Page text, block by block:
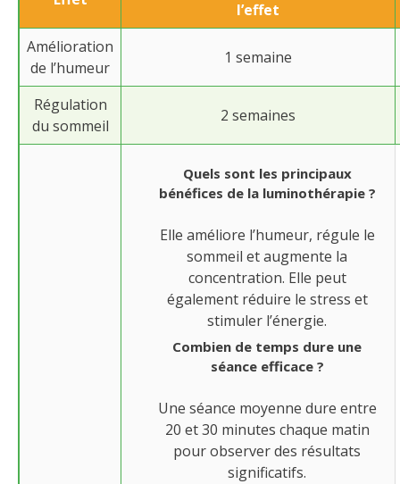
l’effet
Amélioration
de l’humeur
1 semaine
Régulation
du sommeil
2 semaines
Quels sont les principaux
bénéfices de la luminothérapie ?
Elle améliore l’humeur, régule le
sommeil et augmente la
concentration. Elle peut
également réduire le stress et
stimuler l’énergie.
Combien de temps dure une
séance efficace ?
Une séance moyenne dure entre
20 et 30 minutes chaque matin
pour observer des résultats
significatifs.